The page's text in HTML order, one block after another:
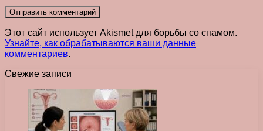
Этот сайт использует Akismet для борьбы со спамом.
Узнайте, как обрабатываются ваши данные
комментариев.
Свежие записи